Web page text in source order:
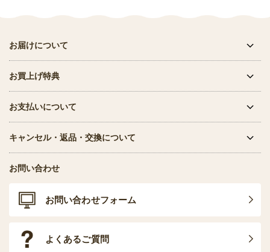
お届けについて
お買上げ特典
お支払いについて
キャンセル・返品・交換について
お問い合わせ
お問い合わせフォーム
よくあるご質問